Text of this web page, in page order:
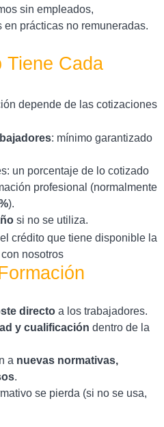
sin empleados,
prácticas no remuneradas.
Tiene Cada
depende de las cotizaciones
: mínimo garantizado
un porcentaje de lo cotizado
profesional (normalmente
).
si no se utiliza.
crédito que tiene disponible la
nosotros
directo a los trabajadores.
y cualificación dentro de la
a nuevas normativas,
.
se pierda (si no se usa,